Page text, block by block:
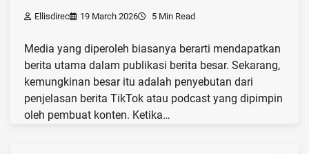
Ellisdirec 19 March 2026 5 Min Read
Media yang diperoleh biasanya berarti mendapatkan
berita utama dalam publikasi berita besar. Sekarang,
kemungkinan besar itu adalah penyebutan dari
penjelasan berita TikTok atau podcast yang dipimpin
oleh pembuat konten. Ketika…